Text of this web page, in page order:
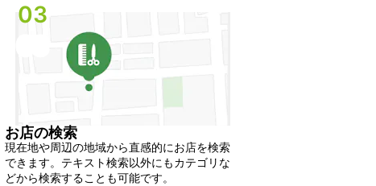
03
お店の検索
現在地や周辺の地域から直感的にお店を検索
できます。テキスト検索以外にもカテゴリな
どから検索することも可能です。